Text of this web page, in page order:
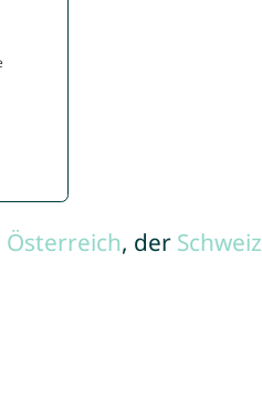
Österreich, der Schweiz